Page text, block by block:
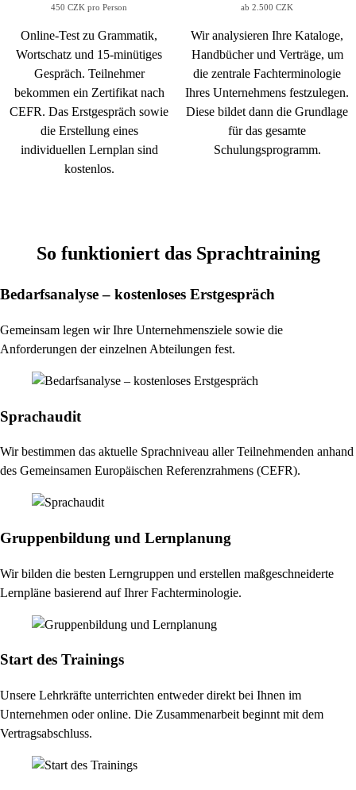
450 CZK pro Person
Online-Test zu Grammatik,
Wortschatz und 15-minütiges
Gespräch. Teilnehmer
bekommen ein Zertifikat nach
CEFR. Das Erstgespräch sowie
die Erstellung eines
individuellen Lernplan sind
kostenlos.
ab 2.500 CZK
Wir analysieren Ihre Kataloge,
Handbücher und Verträge, um
die zentrale Fachterminologie
Ihres Unternehmens festzulegen.
Diese bildet dann die Grundlage
für das gesamte
Schulungsprogramm.
So funktioniert das Sprachtraining
Bedarfsanalyse – kostenloses Erstgespräch
Gemeinsam legen wir Ihre Unternehmensziele sowie die
Anforderungen der einzelnen Abteilungen fest.
Sprachaudit
Wir bestimmen das aktuelle Sprachniveau aller Teilnehmenden anhand
des Gemeinsamen Europäischen Referenzrahmens (CEFR).
Gruppenbildung und Lernplanung
Wir bilden die besten Lerngruppen und erstellen maßgeschneiderte
Lernpläne basierend auf Ihrer Fachterminologie.
Start des Trainings
Unsere Lehrkräfte unterrichten entweder direkt bei Ihnen im
Unternehmen oder online. Die Zusammenarbeit beginnt mit dem
Vertragsabschluss.